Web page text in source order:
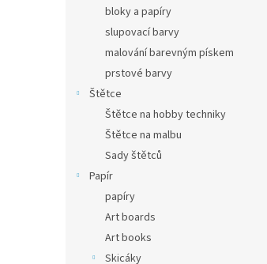
bloky a papíry
slupovací barvy
malování barevným pískem
prstové barvy
Štětce
Štětce na hobby techniky
Štětce na malbu
Sady štětců
Papír
papíry
Art boards
Art books
Skicáky